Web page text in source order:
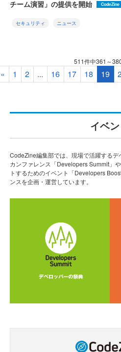
チーム演習」の提供を開始
CodeZine
セキュリティ ニュース
511件中361～
« 1 2 ... 16 17 18 19
イベン
CodeZine編集部では、現場で活躍する
カンファレンス「Developers Summit」
トするためのイベント「Developers
ンスを企画・運営しています。